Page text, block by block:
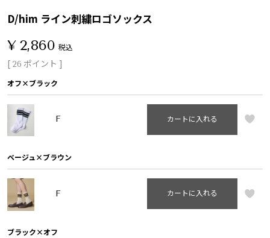
D/him ライン刺繍ロゴソックス
¥ 2,860 税込
[ 26 ポイント ]
オフ×ブラック
F カートに入れる
ベージュ×ブラウン
F カートに入れる
ブラック×オフ